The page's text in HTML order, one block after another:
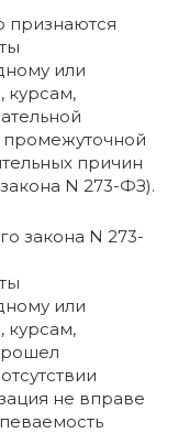
признаются
или
курсам,
причин
N 273-ФЗ).
закона N 273-
или
курсам,
не вправе